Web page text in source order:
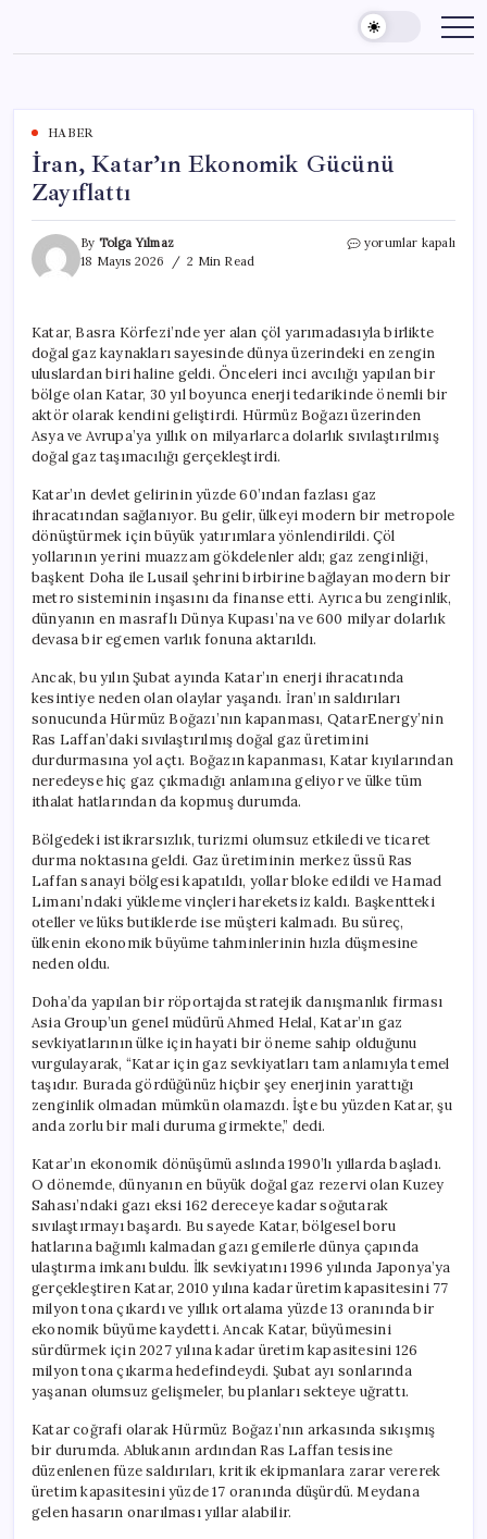
content
HABER
İran, Katar’ın Ekonomik Gücünü
Zayıflattı
By Tolga Yılmaz
18 Mayıs 2026
2 Min Read
İran,
için
yorumlar kapalı
Katar, Basra Körfezi’nde yer alan çöl yarımadasıyla birlikte
doğal gaz kaynakları sayesinde dünya üzerindeki en zengin
uluslardan biri haline geldi. Önceleri inci avcılığı yapılan bir
bölge olan Katar, 30 yıl boyunca enerji tedarikinde önemli bir
aktör olarak kendini geliştirdi. Hürmüz Boğazı üzerinden
Asya ve Avrupa’ya yıllık on milyarlarca dolarlık sıvılaştırılmış
doğal gaz taşımacılığı gerçekleştirdi.
Katar’ın devlet gelirinin yüzde 60’ından fazlası gaz
ihracatından sağlanıyor. Bu gelir, ülkeyi modern bir metropole
dönüştürmek için büyük yatırımlara yönlendirildi. Çöl
yollarının yerini muazzam gökdelenler aldı; gaz zenginliği,
başkent Doha ile Lusail şehrini birbirine bağlayan modern bir
metro sisteminin inşasını da finanse etti. Ayrıca bu zenginlik,
dünyanın en masraflı Dünya Kupası’na ve 600 milyar dolarlık
devasa bir egemen varlık fonuna aktarıldı.
Ancak, bu yılın Şubat ayında Katar’ın enerji ihracatında
kesintiye neden olan olaylar yaşandı. İran’ın saldırıları
sonucunda Hürmüz Boğazı’nın kapanması, QatarEnergy’nin
Ras Laffan’daki sıvılaştırılmış doğal gaz üretimini
durdurmasına yol açtı. Boğazın kapanması, Katar kıyılarından
neredeyse hiç gaz çıkmadığı anlamına geliyor ve ülke tüm
ithalat hatlarından da kopmuş durumda.
Bölgedeki istikrarsızlık, turizmi olumsuz etkiledi ve ticaret
durma noktasına geldi. Gaz üretiminin merkez üssü Ras
Laffan sanayi bölgesi kapatıldı, yollar bloke edildi ve Hamad
Limanı’ndaki yükleme vinçleri hareketsiz kaldı. Başkentteki
oteller ve lüks butiklerde ise müşteri kalmadı. Bu süreç,
ülkenin ekonomik büyüme tahminlerinin hızla düşmesine
neden oldu.
Doha’da yapılan bir röportajda stratejik danışmanlık firması
Asia Group’un genel müdürü Ahmed Helal, Katar’ın gaz
sevkiyatlarının ülke için hayati bir öneme sahip olduğunu
vurgulayarak, “Katar için gaz sevkiyatları tam anlamıyla temel
taşıdır. Burada gördüğünüz hiçbir şey enerjinin yarattığı
zenginlik olmadan mümkün olamazdı. İşte bu yüzden Katar, şu
anda zorlu bir mali duruma girmekte,” dedi.
Katar’ın ekonomik dönüşümü aslında 1990’lı yıllarda başladı.
O dönemde, dünyanın en büyük doğal gaz rezervi olan Kuzey
Sahası’ndaki gazı eksi 162 dereceye kadar soğutarak
sıvılaştırmayı başardı. Bu sayede Katar, bölgesel boru
hatlarına bağımlı kalmadan gazı gemilerle dünya çapında
ulaştırma imkanı buldu. İlk sevkiyatını 1996 yılında Japonya’ya
gerçekleştiren Katar, 2010 yılına kadar üretim kapasitesini 77
milyon tona çıkardı ve yıllık ortalama yüzde 13 oranında bir
ekonomik büyüme kaydetti. Ancak Katar, büyümesini
sürdürmek için 2027 yılına kadar üretim kapasitesini 126
milyon tona çıkarma hedefindeydi. Şubat ayı sonlarında
yaşanan olumsuz gelişmeler, bu planları sekteye uğrattı.
Katar coğrafi olarak Hürmüz Boğazı’nın arkasında sıkışmış
bir durumda. Ablukanın ardından Ras Laffan tesisine
düzenlenen füze saldırıları, kritik ekipmanlara zarar vererek
üretim kapasitesini yüzde 17 oranında düşürdü. Meydana
gelen hasarın onarılması yıllar alabilir.